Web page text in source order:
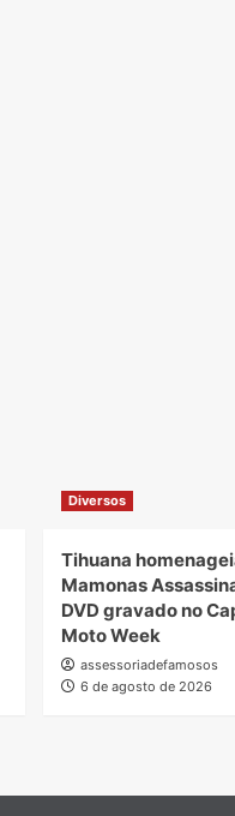
Diversos
Tihuana
Mamonas
DVD gravado no
Moto Week
assessoriadefamosos
6 de agosto de 2026